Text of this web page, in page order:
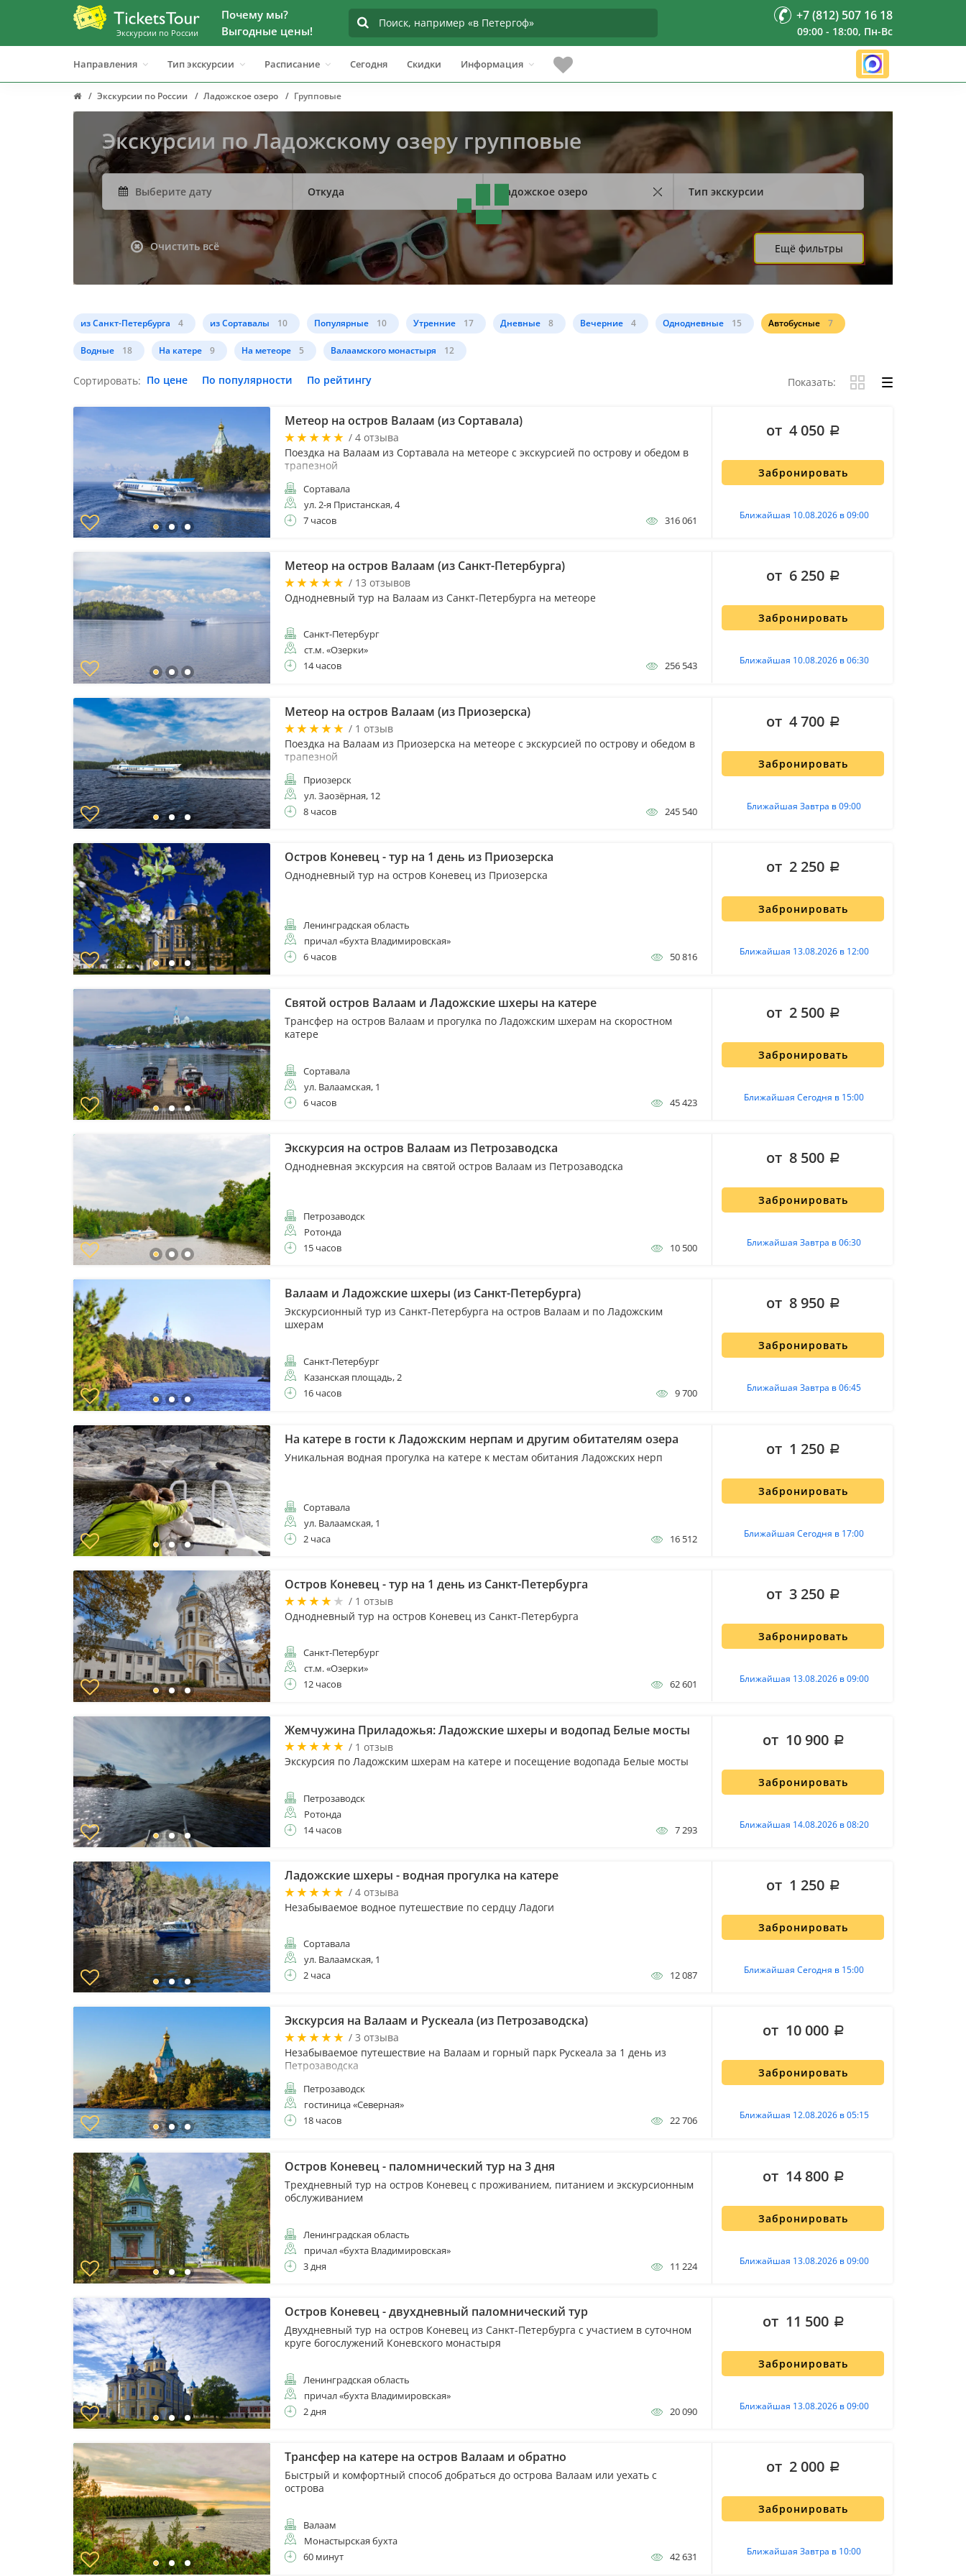
Экскурсии по России
Почему мы?
Выгодные цены!
+7 (812) 507 16 18
09:00 - 18:00, Пн-Вс
Направления Тип экскурсии Расписание Сегодня Скидки Информация
Экскурсии по России Ладожское озеро Групповые
Экскурсии по Ладожскому озеру групповые
Откуда Ладожское озеро Тип экскурсии
Очистить всё Ещё фильтры
из Санкт-Петербурга 4 из Сортавалы 10 Популярные 10 Утренние 17 Дневные 8 Вечерние 4 Однодневные 15 Автобусные 7
Водные 18 На катере 9 На метеоре 5 Валаамского монастыря 12
Сортировать: По цене По популярности По рейтингу Показать:
Метеор на остров Валаам (из Сортавала)
/ 4 отзыва
Поездка на Валаам из Сортавала на метеоре с экскурсией по острову и обедом в
трапезной
Сортавала
ул. 2-я Пристанская, 4
7 часов
316 061
Забронировать
Ближайшая 10.08.2026 в 09:00
от 4 050
Метеор на остров Валаам (из Санкт-Петербурга)
/ 13 отзывов
Однодневный тур на Валаам из Санкт-Петербурга на метеоре
Санкт-Петербург
ст.м. «Озерки»
14 часов
256 543
Забронировать
Ближайшая 10.08.2026 в 06:30
от 6 250
Метеор на остров Валаам (из Приозерска)
/ 1 отзыв
Поездка на Валаам из Приозерска на метеоре с экскурсией по острову и обедом в
трапезной
Приозерск
ул. Заозёрная, 12
8 часов
245 540
Забронировать
Ближайшая Завтра в 09:00
от 4 700
Остров Коневец - тур на 1 день из Приозерска
Однодневный тур на остров Коневец из Приозерска
Ленинградская область
причал «бухта Владимировская»
6 часов
50 816
Забронировать
Ближайшая 13.08.2026 в 12:00
от 2 250
Святой остров Валаам и Ладожские шхеры на катере
Трансфер на остров Валаам и прогулка по Ладожским шхерам на скоростном
катере
Сортавала
ул. Валаамская, 1
6 часов
45 423
Забронировать
Ближайшая Сегодня в 15:00
от 2 500
Экскурсия на остров Валаам из Петрозаводска
Однодневная экскурсия на святой остров Валаам из Петрозаводска
Петрозаводск
Ротонда
15 часов
10 500
Забронировать
Ближайшая Завтра в 06:30
от 8 500
Валаам и Ладожские шхеры (из Санкт-Петербурга)
Экскурсионный тур из Санкт-Петербурга на остров Валаам и по Ладожским
шхерам
Санкт-Петербург
Казанская площадь, 2
16 часов
9 700
Забронировать
Ближайшая Завтра в 06:45
от 8 950
На катере в гости к Ладожским нерпам и другим обитателям озера
Уникальная водная прогулка на катере к местам обитания Ладожских нерп
Сортавала
ул. Валаамская, 1
2 часа
16 512
Забронировать
Ближайшая Сегодня в 17:00
от 1 250
Остров Коневец - тур на 1 день из Санкт-Петербурга
/ 1 отзыв
Однодневный тур на остров Коневец из Санкт-Петербурга
Санкт-Петербург
ст.м. «Озерки»
12 часов
62 601
Забронировать
Ближайшая 13.08.2026 в 09:00
от 3 250
Жемчужина Приладожья: Ладожские шхеры и водопад Белые мосты
/ 1 отзыв
Экскурсия по Ладожским шхерам на катере и посещение водопада Белые мосты
Петрозаводск
Ротонда
14 часов
7 293
Забронировать
Ближайшая 14.08.2026 в 08:20
от 10 900
Ладожские шхеры - водная прогулка на катере
/ 4 отзыва
Незабываемое водное путешествие по сердцу Ладоги
Сортавала
ул. Валаамская, 1
2 часа
12 087
Забронировать
Ближайшая Сегодня в 15:00
от 1 250
Экскурсия на Валаам и Рускеала (из Петрозаводска)
/ 3 отзыва
Незабываемое путешествие на Валаам и горный парк Рускеала за 1 день из
Петрозаводска
Петрозаводск
гостиница «Северная»
18 часов
22 706
Забронировать
Ближайшая 12.08.2026 в 05:15
от 10 000
Остров Коневец - паломнический тур на 3 дня
Трехдневный тур на остров Коневец с проживанием, питанием и экскурсионным
обслуживанием
Ленинградская область
причал «бухта Владимировская»
3 дня
11 224
Забронировать
Ближайшая 13.08.2026 в 09:00
от 14 800
Остров Коневец - двухдневный паломнический тур
Двухдневный тур на остров Коневец из Санкт-Петербурга с участием в суточном
круге богослужений Коневского монастыря
Ленинградская область
причал «бухта Владимировская»
2 дня
20 090
Забронировать
Ближайшая 13.08.2026 в 09:00
от 11 500
Трансфер на катере на остров Валаам и обратно
Быстрый и комфортный способ добраться до острова Валаам или уехать с
острова
Валаам
Монастырская бухта
60 минут
42 631
Забронировать
Ближайшая Завтра в 10:00
от 2 000